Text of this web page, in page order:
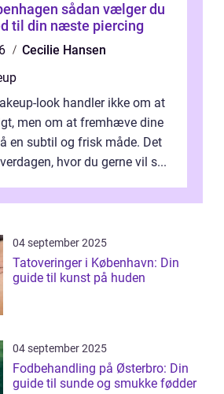
vælger du
til din næste piercing
Cecilie Hansen
look handler ikke om at
men om at fremhæve dine
en subtil og frisk måde. Det
hvor du gerne vil s...
04 september 2025
Tatoveringer i København: Din
guide til kunst på huden
04 september 2025
Fodbehandling på Østerbro: Din
guide til sunde og smukke fødder